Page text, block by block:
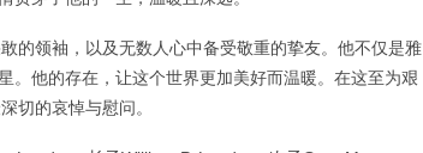
的领袖，以及无数人心中备受敬重的挚友。他不仅是雅
。他的存在，让这个世界更加美好而温暖。在这至为艰
切的哀悼与慰问。